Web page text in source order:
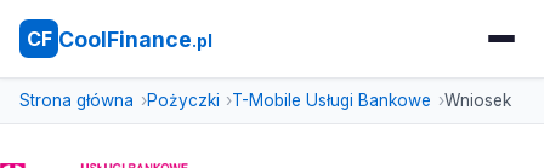
CF CoolFinance.pl
Strona główna Pożyczki T-Mobile Usługi Bankowe Wniosek